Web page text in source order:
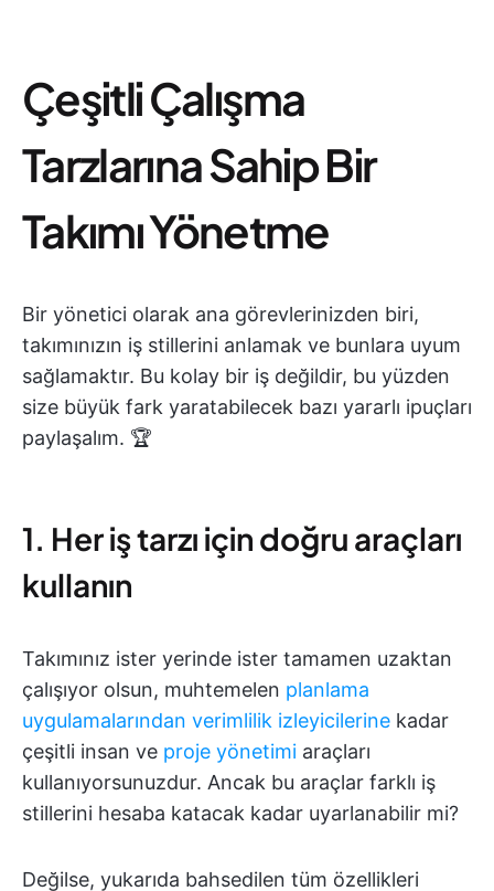
Çeşitli Çalışma
Tarzlarına Sahip Bir
Takımı Yönetme
Bir yönetici olarak ana görevlerinizden biri,
takımınızın iş stillerini anlamak ve bunlara uyum
sağlamaktır. Bu kolay bir iş değildir, bu yüzden
size büyük fark yaratabilecek bazı yararlı ipuçları
paylaşalım. 🏆
1. Her iş tarzı için doğru araçları
kullanın
Takımınız ister yerinde ister tamamen uzaktan
çalışıyor olsun, muhtemelen planlama
uygulamalarından verimlilik izleyicilerine kadar
çeşitli insan ve proje yönetimi araçları
kullanıyorsunuzdur. Ancak bu araçlar farklı iş
stillerini hesaba katacak kadar uyarlanabilir mi?
Değilse, yukarıda bahsedilen tüm özellikleri